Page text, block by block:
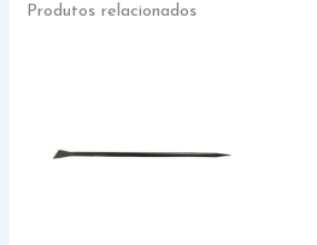
Produtos relacionados